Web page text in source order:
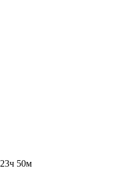
23ч 50м